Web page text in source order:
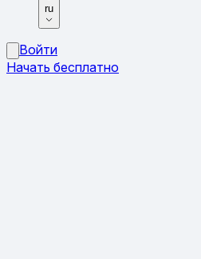
ru
Войти
Начать бесплатно